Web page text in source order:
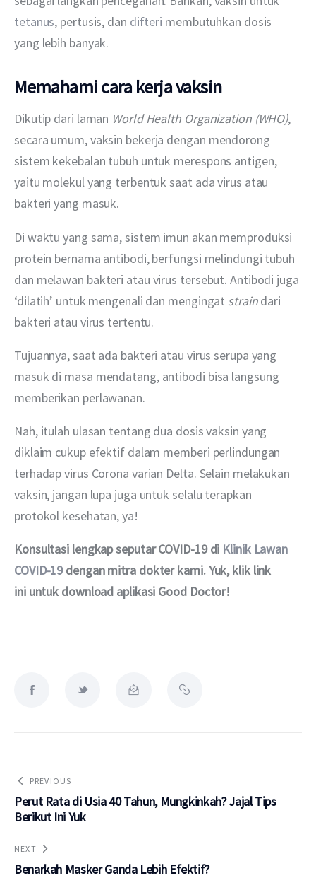
tetanus, pertusis, dan difteri membutuhkan dosis
yang lebih banyak.
Memahami cara kerja vaksin
Dikutip dari laman World Health Organization (WHO),
secara umum, vaksin bekerja dengan mendorong
sistem kekebalan tubuh untuk merespons antigen,
yaitu molekul yang terbentuk saat ada virus atau
bakteri yang masuk.
Di waktu yang sama, sistem imun akan memproduksi
protein bernama antibodi, berfungsi melindungi tubuh
dan melawan bakteri atau virus tersebut. Antibodi juga
‘dilatih’ untuk mengenali dan mengingat strain dari
bakteri atau virus tertentu.
Tujuannya, saat ada bakteri atau virus serupa yang
masuk di masa mendatang, antibodi bisa langsung
memberikan perlawanan.
Nah, itulah ulasan tentang dua dosis vaksin yang
diklaim cukup efektif dalam memberi perlindungan
terhadap virus Corona varian Delta. Selain melakukan
vaksin, jangan lupa juga untuk selalu terapkan
protokol kesehatan, ya!
Konsultasi lengkap seputar COVID-19 di Klinik Lawan
COVID-19 dengan mitra dokter kami. Yuk, klik link
ini untuk download aplikasi Good Doctor!
PREVIOUS
Perut Rata di Usia 40 Tahun, Mungkinkah? Jajal Tips
Berikut Ini Yuk
NEXT
Benarkah Masker Ganda Lebih Efektif?